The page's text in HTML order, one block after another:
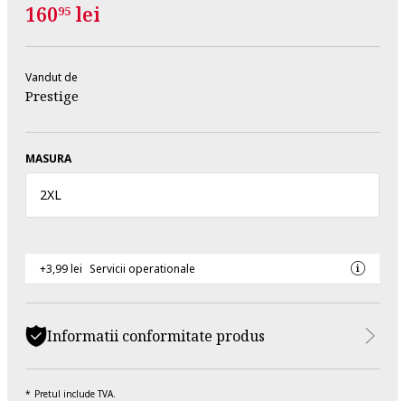
16095 lei
Vandut de
Prestige
MASURA
2XL
+3,99 lei Servicii operationale
Informatii conformitate produs
Pretul include TVA.